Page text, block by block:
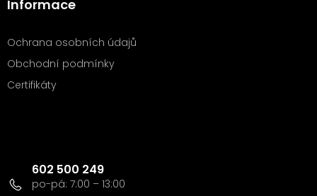
Informace
Ochrana osobních údajů
Obchodní podmínky
Certifikáty
602 500 249